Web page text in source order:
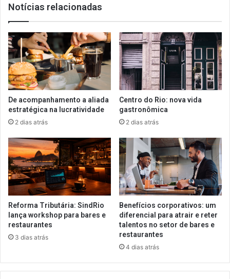
Notícias relacionadas
De acompanhamento a aliada
estratégica na lucratividade
2 dias atrás
Centro do Rio: nova vida
gastronômica
2 dias atrás
Reforma Tributária: SindRio
lança workshop para bares e
restaurantes
3 dias atrás
Benefícios corporativos: um
diferencial para atrair e reter
talentos no setor de bares e
restaurantes
4 dias atrás